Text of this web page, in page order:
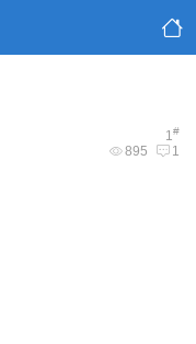
1#
895 1